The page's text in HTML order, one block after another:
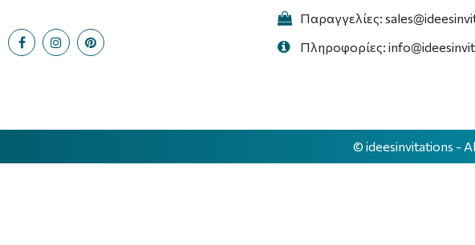
Παραγγελίες:
Πληροφορίες:
© ideesinvitations -